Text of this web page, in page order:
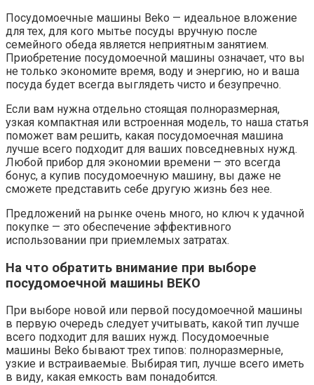
Посудомоечные машины Beko — идеальное вложение
для тех, для кого мытье посуды вручную после
семейного обеда является неприятным занятием.
Приобретение посудомоечной машины означает, что вы
не только экономите время, воду и энергию, но и ваша
посуда будет всегда выглядеть чисто и безупречно.
Если вам нужна отдельно стоящая полноразмерная,
узкая компактная или встроенная модель, то наша статья
поможет вам решить, какая посудомоечная машина
лучше всего подходит для ваших повседневных нужд.
Любой прибор для экономии времени — это всегда
бонус, а купив посудомоечную машину, вы даже не
сможете представить себе другую жизнь без нее.
Предложений на рынке очень много, но ключ к удачной
покупке — это обеспечение эффективного
использовании при приемлемых затратах.
На что обратить внимание при выборе
посудомоечной машины BEKO
При выборе новой или первой посудомоечной машины
в первую очередь следует учитывать, какой тип лучше
всего подходит для ваших нужд. Посудомоечные
машины Beko бывают трех типов: полноразмерные,
узкие и встраиваемые. Выбирая тип, лучше всего иметь
в виду, какая емкость вам понадобится.